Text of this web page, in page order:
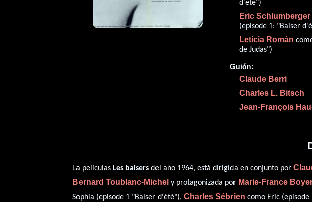
d'été")
Eric Schlumberger
(episode 1: "Baiser
Letícia Román
de Judas")
Guión:
Claude Berri
Charles L. Bitsch
Jean-François
La películas Les baisers del año 1964, está dirigida en conjunto por
Bernard Toublanc-Michel y protagonizada por Marie-France
Sophia (episode 1 "Baiser d'été"),Charles Sébrien como Eric